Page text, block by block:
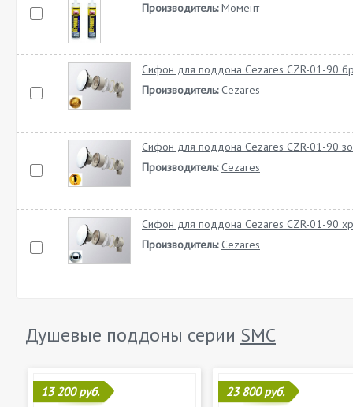
Производитель: Момент
Сифон для поддона Cezares CZR-01-90
Производитель: Cezares
Сифон для поддона Cezares CZR-01-90
Производитель: Cezares
Сифон для поддона Cezares CZR-01-90
Производитель: Cezares
Душевые поддоны серии SMC
13 200 руб. 23 800 руб.